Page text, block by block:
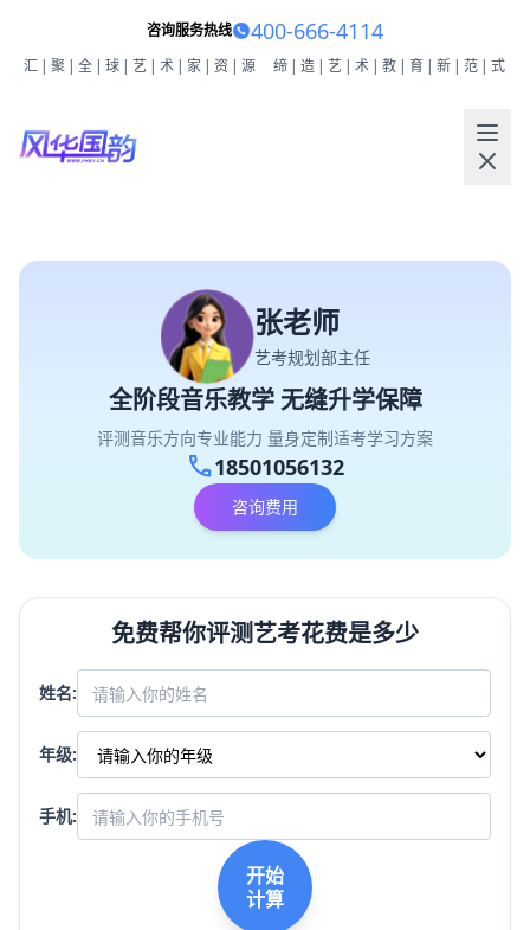
咨询服务热线 400-666-4114
汇|聚|全|球|艺|术|家|资|源 缔|造|艺|术|教|育|新|范|式
张老师
艺考规划部主任
全阶段音乐教学 无缝升学保障
评测音乐方向专业能力 量身定制适考学习方案
call18501056132
咨询费用
免费帮你评测艺考花费是多少
姓名:
年级:
手机:
开始
计算